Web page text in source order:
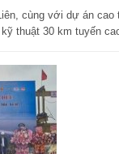
cùng với dự án cao
thuật 30 km tuyến